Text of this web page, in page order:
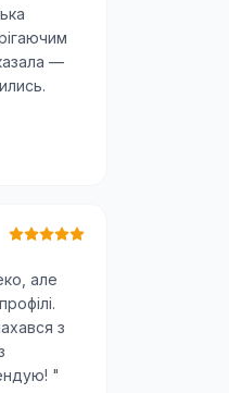
—
але
з
"